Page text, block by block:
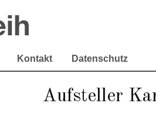
Kontakt Datenschutz
Aufsteller